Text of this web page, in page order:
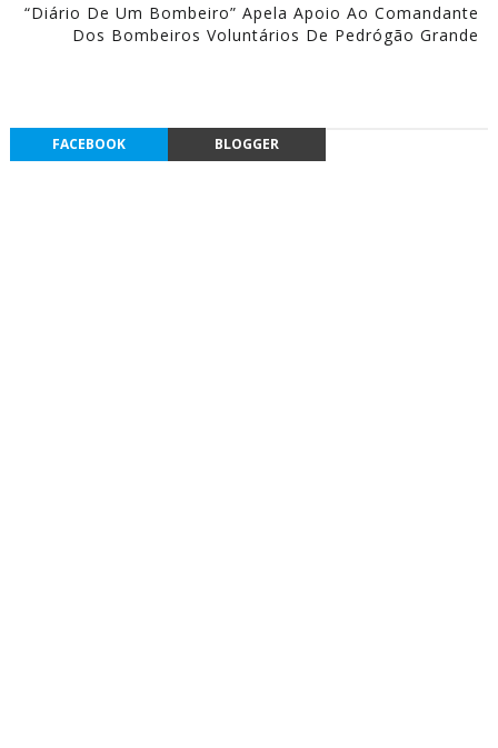
“Diário De Um Bombeiro” Apela Apoio Ao Comandante
Dos Bombeiros Voluntários De Pedrógão Grande
FACEBOOK BLOGGER